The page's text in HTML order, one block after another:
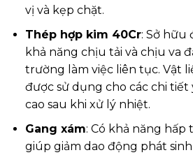
vị và kẹp chặt.
Thép hợp kim 40Cr: Sở hữu
khả năng chịu tải và chịu va
trường làm việc liên tục. Vật
được sử dụng cho các chi
cao sau khi xử lý nhiệt.
Gang xám: Có khả năng
giúp giảm dao động phát